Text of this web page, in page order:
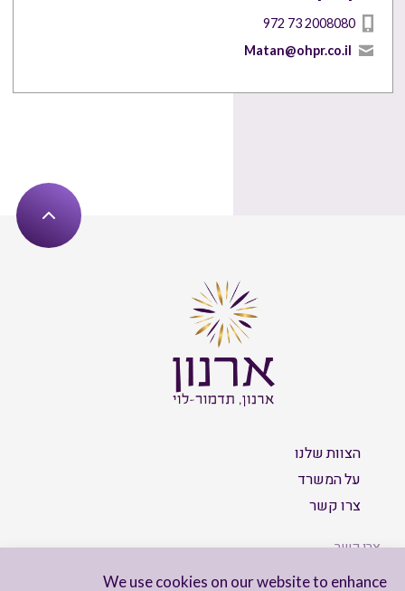
We use cookies on our website to enhance
972 73 2008080
Matan@ohpr.co.il
הצוות שלנו
על המשרד
צרו קשר
צרו קשר